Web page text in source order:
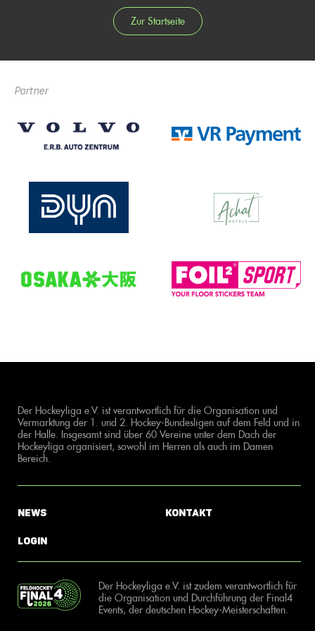
Zur Startseite
Partner
Der Hockeyliga e.V. ist verantwortlich für die Organisation und
Vermarktung der 1. und 2. Hockey-Bundesligen auf dem Feld und in
der Halle. Insgesamt sind über 60 Vereine unter dem Dach der
Hockeyliga organisiert, sowohl im Herren als auch im Damen
Bereich.
News
Login
Kontakt
Der Hockeyliga e.V. ist zudem verantwortlich für
die Organisation und Durchführung der Final4
Events, der deutschen Hockey-Meisterschaften.